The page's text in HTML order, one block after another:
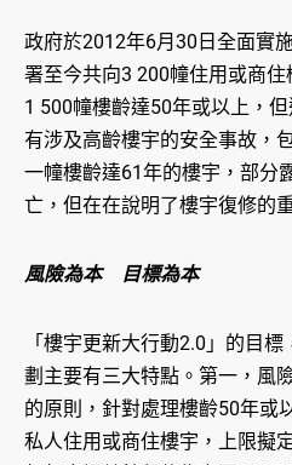
政府於2012年6月30日全面實
署至今共向3 200幢住用或商
1 500幢樓齡達50年或以上，
有涉及高齡樓宇的安全事故，
一幢樓齡達61年的樓宇，部分
亡，但在在說明了樓宇復修的
風險為本 目標為本
「樓宇更新大行動2.0」的目
劃主要有三大特點。第一，風
的原則，針對處理樓齡50年或
私人住用或商住樓宇，上限擬